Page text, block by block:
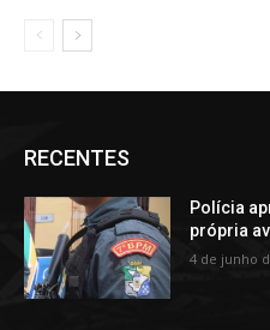
RECENTES
Polícia
própria
4 de junho